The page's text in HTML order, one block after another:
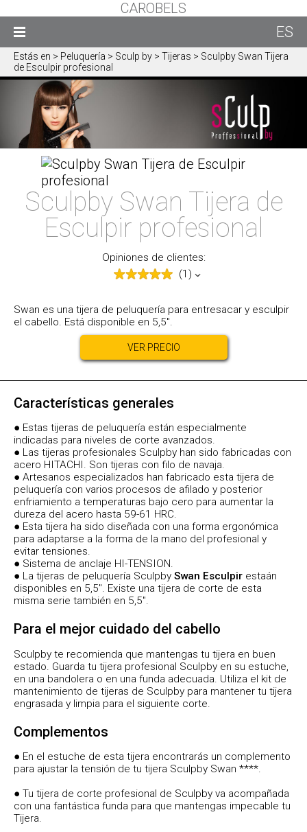
CAROBELS
ES
Estás en > Peluquería > Sculp by > Tijeras > Sculpby Swan Tijera
de Esculpir profesional
Sculpby Swan Tijera de
Esculpir profesional
Opiniones de clientes:
(1)
Swan es una tijera de peluquería para entresacar y esculpir
el cabello. Está disponible en 5,5".
VER PRECIO
Características generales
● Estas tijeras de peluquería están especialmente
indicadas para niveles de corte avanzados.
● Las tijeras profesionales Sculpby han sido fabricadas con
acero HITACHI. Son tijeras con filo de navaja.
● Artesanos especializados han fabricado esta tijera de
peluquería con varios procesos de afilado y posterior
enfriamiento a temperaturas bajo cero para aumentar la
dureza del acero hasta 59-61 HRC.
● Esta tijera ha sido diseñada con una forma ergonómica
para adaptarse a la forma de la mano del profesional y
evitar tensiones.
● Sistema de anclaje HI-TENSION.
● La tijeras de peluquería Sculpby Swan Esculpir estaán
disponibles en 5,5". Existe una tijera de corte de esta
misma serie también en 5,5".
Para el mejor cuidado del cabello
Sculpby te recomienda que mantengas tu tijera en buen
estado. Guarda tu tijera profesional Sculpby en su estuche,
en una bandolera o en una funda adecuada. Utiliza el kit de
mantenimiento de tijeras de Sculpby para mantener tu tijera
engrasada y limpia para el siguiente corte.
Complementos
● En el estuche de esta tijera encontrarás un complemento
para ajustar la tensión de tu tijera Sculpby Swan ****.
● Tu tijera de corte profesional de Sculpby va acompañada
con una fantástica funda para que mantengas impecable tu
Tijera.